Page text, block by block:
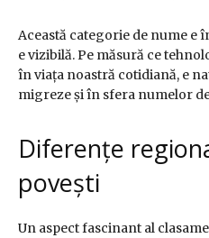
Această categorie de nume e
e vizibilă. Pe măsură ce
în viața noastră cotidiană, e
migreze și în sfera numelor
Diferențe
povești
Un aspect fascinant al